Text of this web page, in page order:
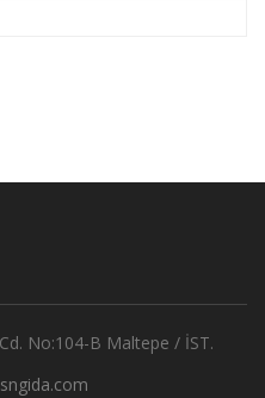
No:104-B Maltepe / İST.